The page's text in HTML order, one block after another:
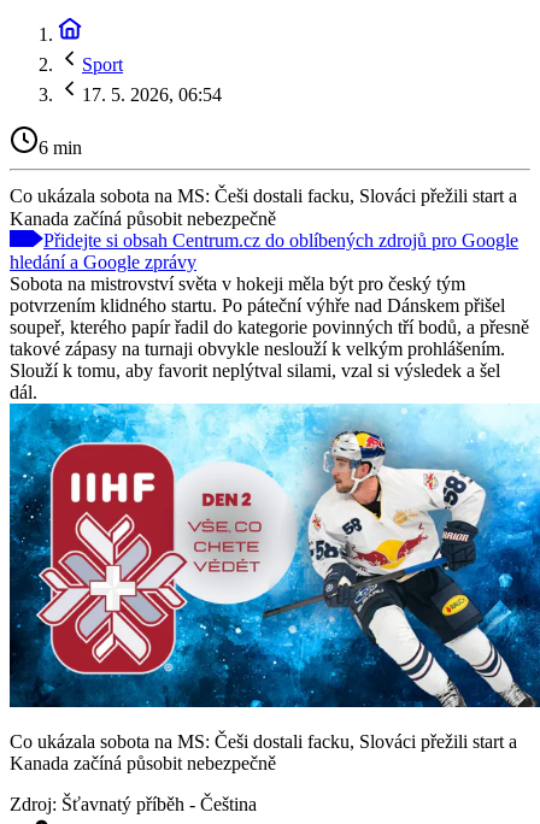
Sport
17. 5. 2026, 06:54
6 min
Co ukázala sobota na MS: Češi dostali facku, Slováci přežili start a
Kanada začíná působit nebezpečně
Přidejte si obsah Centrum.cz do oblíbených zdrojů pro Google
hledání a Google zprávy
Sobota na mistrovství světa v hokeji měla být pro český tým
potvrzením klidného startu. Po páteční výhře nad Dánskem přišel
soupeř, kterého papír řadil do kategorie povinných tří bodů, a přesně
takové zápasy na turnaji obvykle neslouží k velkým prohlášením.
Slouží k tomu, aby favorit neplýtval silami, vzal si výsledek a šel
dál.
Co ukázala sobota na MS: Češi dostali facku, Slováci přežili start a
Kanada začíná působit nebezpečně
Zdroj: Šťavnatý příběh - Čeština